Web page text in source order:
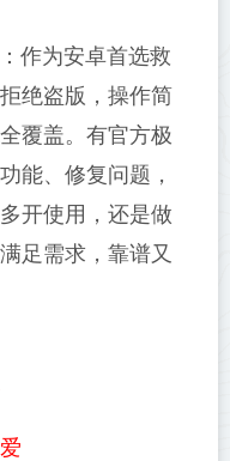
作为安卓首选救
绝盗版，操作简
覆盖。有官方极
能、修复问题，
开使用，还是做
足需求，靠谱又